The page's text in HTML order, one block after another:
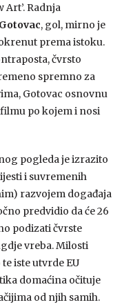
Radnja
Gotovac, gol, mirno je
prema istoku.
čvrsto
spremno za
Gotovac osnovnu
po kojem i nosi
pogleda je izrazito
i suvremenih
razvojem događaja
predvidio da će 26
podizati čvrste
vreba. Milosti
iste utvrde EU
domaćina očituje
od njih samih.